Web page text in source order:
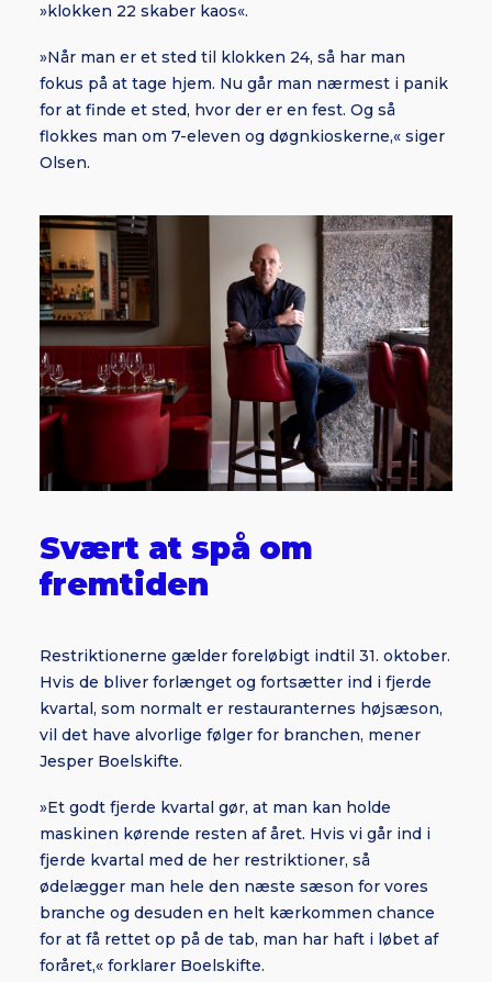
»klokken 22 skaber kaos«.
»Når man er et sted til klokken 24, så har man
fokus på at tage hjem. Nu går man nærmest i panik
for at finde et sted, hvor der er en fest. Og så
flokkes man om 7-eleven og døgnkioskerne,« siger
Olsen.
Svært at spå om
fremtiden
Restriktionerne gælder foreløbigt indtil 31. oktober.
Hvis de bliver forlænget og fortsætter ind i fjerde
kvartal, som normalt er restauranternes højsæson,
vil det have alvorlige følger for branchen, mener
Jesper Boelskifte.
»Et godt fjerde kvartal gør, at man kan holde
maskinen kørende resten af året. Hvis vi går ind i
fjerde kvartal med de her restriktioner, så
ødelægger man hele den næste sæson for vores
branche og desuden en helt kærkommen chance
for at få rettet op på de tab, man har haft i løbet af
foråret,« forklarer Boelskifte.